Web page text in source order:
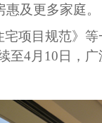
及更多家庭。
项目规范》
4月10日，